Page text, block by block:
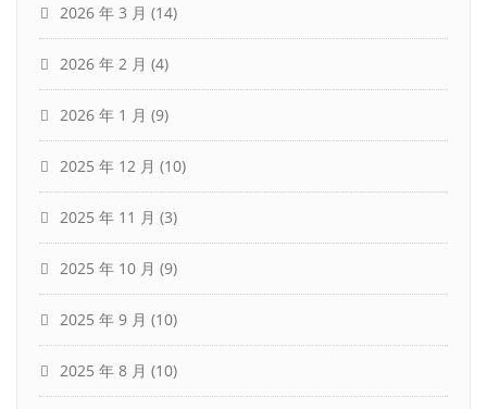
2026 年 3 月 (14)
2026 年 2 月 (4)
2026 年 1 月 (9)
2025 年 12 月 (10)
2025 年 11 月 (3)
2025 年 10 月 (9)
2025 年 9 月 (10)
2025 年 8 月 (10)